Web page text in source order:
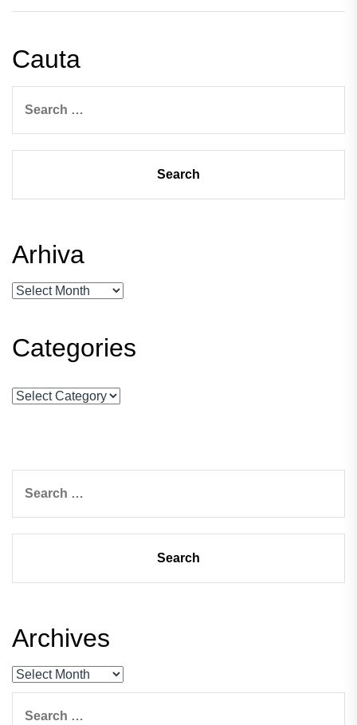
Cauta
for:
Arhiva
Arhiva
Categories
Categories
for:
Archives
Archives
for: